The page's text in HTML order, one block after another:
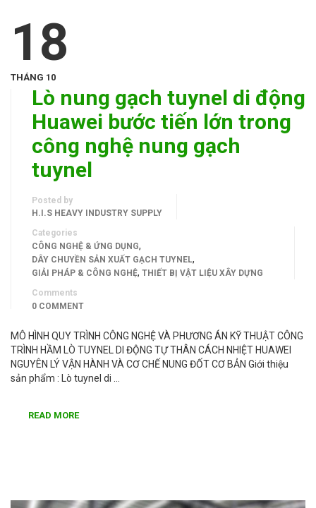
18
THÁNG 10
Lò nung gạch tuynel di động
Huawei bước tiến lớn trong
công nghệ nung gạch
tuynel
Posted by
H.I.S HEAVY INDUSTRY SUPPLY
Categories
CÔNG NGHỆ & ỨNG DỤNG,
DÂY CHUYỀN SẢN XUẤT GẠCH TUYNEL,
GIẢI PHÁP & CÔNG NGHỆ, THIẾT BỊ VẬT LIỆU XÂY DỰNG
Comments
0 COMMENT
MÔ HÌNH QUY TRÌNH CÔNG NGHỆ VÀ PHƯƠNG ÁN KỸ THUẬT CÔNG
TRÌNH HẦM LÒ TUYNEL DI ĐỘNG TỰ THÂN CÁCH NHIỆT HUAWEI
NGUYÊN LÝ VẬN HÀNH VÀ CƠ CHẾ NUNG ĐỐT CƠ BẢN Giới thiệu
sản phẩm : Lò tuynel di …
READ MORE